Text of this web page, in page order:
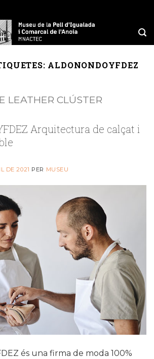
ALDONONDOYFDEZ
LEATHER CLÚSTER
Arquitectura de calçat i
DE 2021 PER MUSEU
és una firma de moda 100%